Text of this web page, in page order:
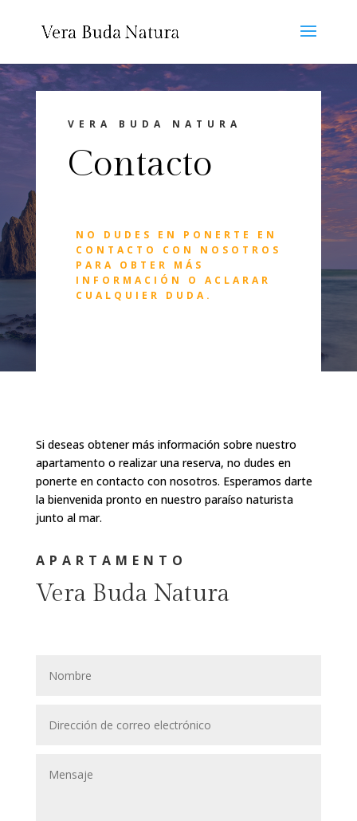
VERA BUDA NATURA
Contacto
NO DUDES EN PONERTE EN
CONTACTO CON NOSOTROS
PARA OBTER MÁS
INFORMACIÓN O ACLARAR
CUALQUIER DUDA.
Si deseas obtener más información sobre nuestro
apartamento o realizar una reserva, no dudes en
ponerte en contacto con nosotros. Esperamos darte
la bienvenida pronto en nuestro paraíso naturista
junto al mar.
APARTAMENTO
Vera Buda Natura